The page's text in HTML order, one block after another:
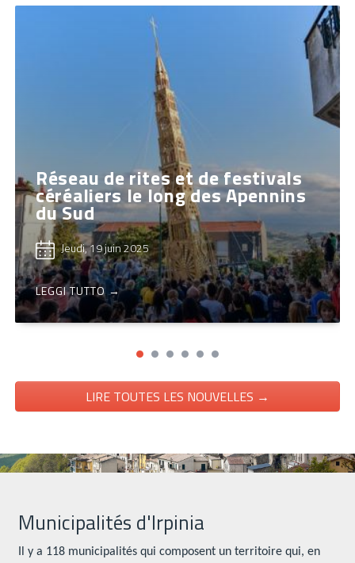
Réseau de rites et de festivals
céréaliers le long des Apennins
du Sud
Jeudi, 19 juin 2025
LEGGI TUTTO →
LIRE TOUTES LES NOUVELLES →
Municipalités d'Irpinia
Il y a 118 municipalités qui composent un territoire qui, en